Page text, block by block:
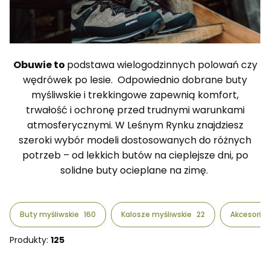
Obuwie to podstawa wielogodzinnych polowań czy
wędrówek po lesie. Odpowiednio dobrane buty
myśliwskie i trekkingowe zapewnią komfort,
trwałość i ochronę przed trudnymi warunkami
atmosferycznymi. W Leśnym Rynku znajdziesz
szeroki wybór modeli dostosowanych do różnych
potrzeb – od lekkich butów na cieplejsze dni, po
solidne buty ocieplane na zimę.
Buty myśliwskie 160 Kalosze myśliwskie 22 Akcesoria
Produkty: 125